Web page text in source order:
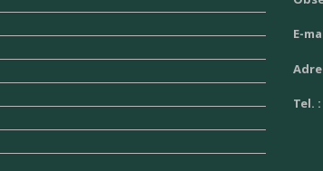
E-
Tel. :